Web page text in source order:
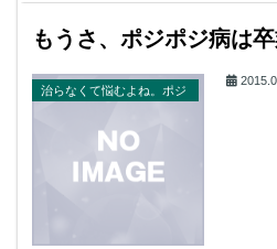
もうさ、ポジポジ病は
治らなくて悩むよね。ポジ